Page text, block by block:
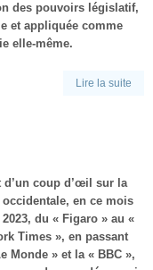
des pouvoirs législatif,
et appliquée comme
elle-même.
Lire la suite
d’un coup d’œil sur la
occidentale, en ce mois
du « Figaro » au «
Times », en passant
Monde » et la « BBC »,